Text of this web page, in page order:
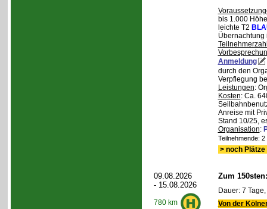
bis 1.000
leichte T2
Übernachtung
Anmeldung
durch den
Verpflegung
Leistungen:
Kosten: Ca.
Anreise mit
Stand 10/25,
Organisation:
Teilnehmende:
> noch
09.08.2026
- 15.08.2026
780 km
Zum
Dauer: 7
Von der